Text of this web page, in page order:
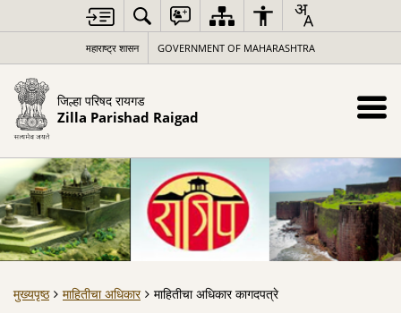
महाराष्ट्र शासन GOVERNMENT OF MAHARASHTRA
जिल्हा परिषद रायगड
Zilla Parishad Raigad
मुख्यपृष्ठ माहितीचा अधिकार माहितीचा अधिकार कागदपत्रे